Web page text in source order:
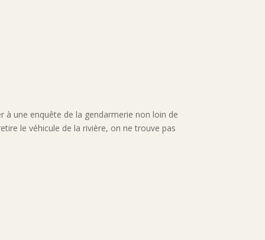
une enquête de la gendarmerie non loin de
le véhicule de la rivière, on ne trouve pas